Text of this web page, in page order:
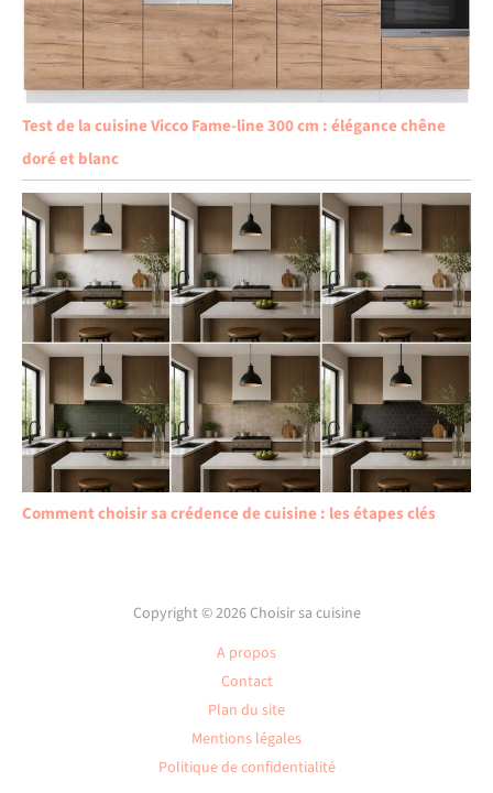
Test de la cuisine Vicco Fame-line 300 cm : élégance chêne
doré et blanc
Comment choisir sa crédence de cuisine : les étapes clés
Copyright © 2026 Choisir sa cuisine
A propos
Contact
Plan du site
Mentions légales
Politique de confidentialité